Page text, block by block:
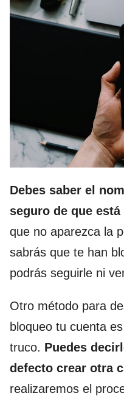
Debes saber el
seguro de que
que no aparezca la
sabrás que te han
podrás seguirle ni
Otro método para
bloqueo tu cuenta
truco. Puedes
defecto crear otra
realizaremos el